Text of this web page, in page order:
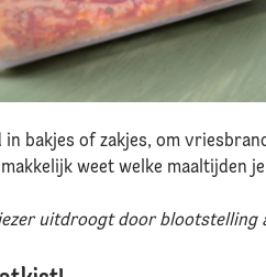
bakjes of zakjes, om
weet welke maaltijden
uitdroogt door